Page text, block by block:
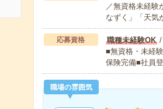
／無資格未経験
なずく」「天気
応募資格 職種未経験OK/
■無資格・未経
保険完備■社員
職場の雰囲気